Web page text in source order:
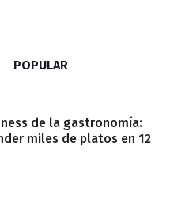
POPULAR
de la gastronomía:
miles de platos en 12